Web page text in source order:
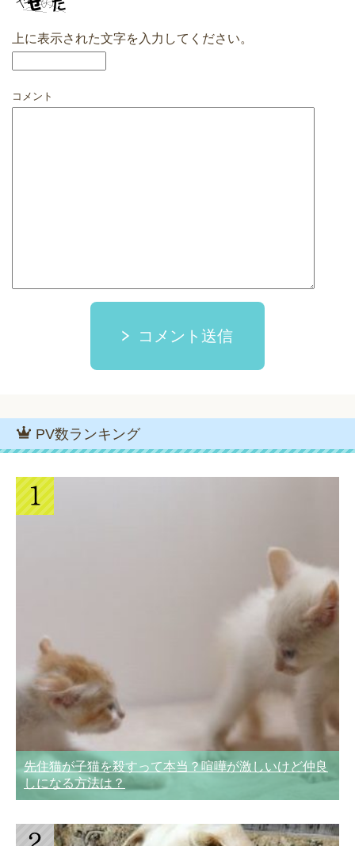
上に表示された文字を入力してください。
コメント
コメント送信
PV数ランキング
先住猫が子猫を殺すって本当？喧嘩が激しいけど仲良
しになる方法は？